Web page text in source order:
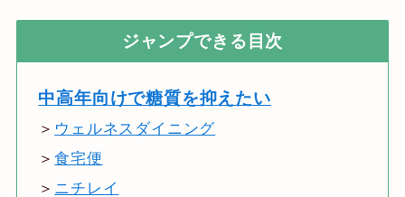
ジャンプできる目次
中高年向けで糖質を抑えたい
＞ ウェルネスダイニング
＞食宅便
＞ ニチレイ